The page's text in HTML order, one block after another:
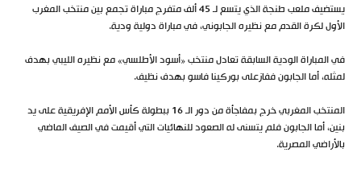
يستضيف ملعب طنجة الذي يتسع لـ 45 ألف متفرج مباراة تجمع بين منتخب المغرب
الأول لكرة القدم مع نظيره الجابوني، في مباراة دولية ودية.
في المباراة الودية السابقة تعادل منتخب «أسود الأطلسي» مع نظيره الليبي بهدف
لمثله، أما الجابون ففازعلى بوركينا فاسو بهدف نظيف.
المنتخب المغربي خرج بمفاجأة من دور الـ 16 ببطولة كأس الأمم الإفريقية على يد
بنين، أما الجابون فلم يتسنى له الصعود للنهائيات التي أقيمت في الصيف الماضي
بالأراضي المصرية.